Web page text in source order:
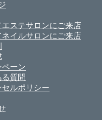
エステサロンにご来店
ネイルサロンにご来店
ペーン
る質問
セルポリシー